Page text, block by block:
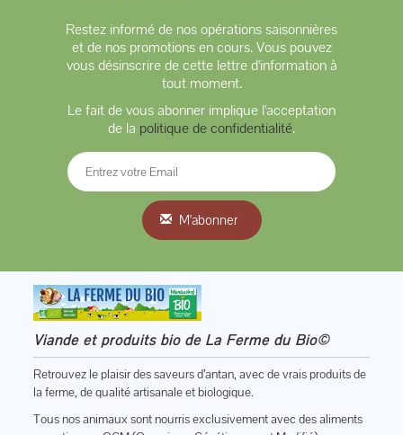
Restez informé de nos opérations saisonnières
et de nos promotions en cours. Vous pouvez
vous désinscrire de cette lettre d'information à
tout moment.
Le fait de vous abonner implique l'acceptation
de la politique de confidentialité.
M'abonner
Viande et produits bio de La Ferme du Bio©
Retrouvez le plaisir des saveurs d’antan, avec de vrais produits de
la ferme, de qualité artisanale et biologique.
Tous nos animaux sont nourris exclusivement avec des aliments